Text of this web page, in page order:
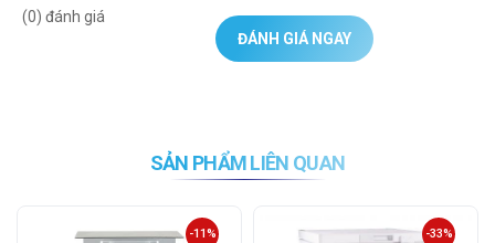
(0) đánh giá
ĐÁNH GIÁ NGAY
SẢN PHẨM LIÊN QUAN
-11% -33%